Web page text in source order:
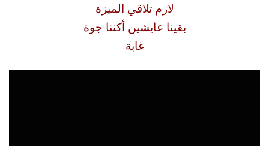
لازم تلاقي الميزة
بقينا عايشين أكننا جوة
غابة